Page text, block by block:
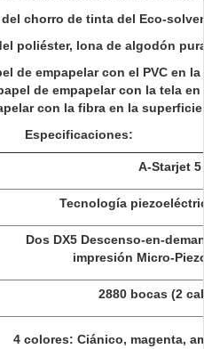
chorro de tinta del Eco-
poliéster, lona de algodón
de empapelar con el PVC en
de empapelar con la tela
con la fibra en la
Especificaciones:
A-Starjet 5
Tecnología
Dos DX5 Descenso-en-
impresión Micro-
2880 bocas (2
4 colores: Ciánico, magenta,